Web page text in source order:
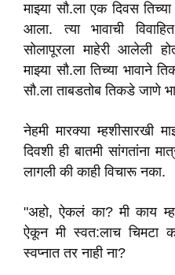
माझ्या सौ.ला एक दिवस
आला. त्या भावाची
सोलापूरला माहेरी आलेली
माझ्या सौ.ला तिच्या भावाने
सौ.ला ताबडतोब तिकडे जाणे
नेहमी मारक्या म्हशीसारखी
दिवशी ही बातमी सांगतांना
लागली की काही विचारू नका.
"अहो, ऐकलं का? मी काय
ऐकून मी स्वत:लाच चिमटा
स्वप्नात तर नाही ना?